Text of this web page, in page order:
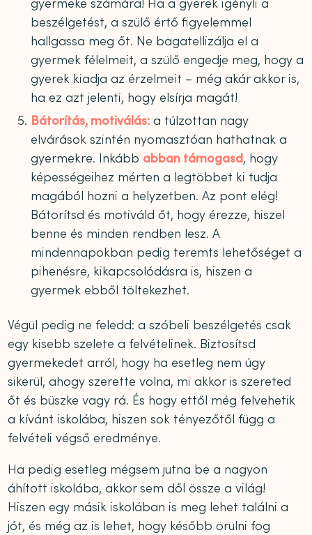
gyermeke számára! Ha a gyerek igényli a
beszélgetést, a szülő értő figyelemmel
hallgassa meg őt. Ne bagatellizálja el a
gyermek félelmeit, a szülő engedje meg, hogy a
gyerek kiadja az érzelmeit – még akár akkor is,
ha ez azt jelenti, hogy elsírja magát!
Bátorítás, motiválás: a túlzottan nagy
elvárások szintén nyomasztóan hathatnak a
gyermekre. Inkább abban támogasd, hogy
képességeihez mérten a legtöbbet ki tudja
magából hozni a helyzetben. Az pont elég!
Bátorítsd és motiváld őt, hogy érezze, hiszel
benne és minden rendben lesz. A
mindennapokban pedig teremts lehetőséget a
pihenésre, kikapcsolódásra is, hiszen a
gyermek ebből töltekezhet.
Végül pedig ne feledd: a szóbeli beszélgetés csak
egy kisebb szelete a felvételinek. Biztosítsd
gyermekedet arról, hogy ha esetleg nem úgy
sikerül, ahogy szerette volna, mi akkor is szereted
őt és büszke vagy rá. És hogy ettől még felvehetik
a kívánt iskolába, hiszen sok tényezőtől függ a
felvételi végső eredménye.
Ha pedig esetleg mégsem jutna be a nagyon
áhított iskolába, akkor sem dől össze a világ!
Hiszen egy másik iskolában is meg lehet találni a
jót, és még az is lehet, hogy később örülni fog